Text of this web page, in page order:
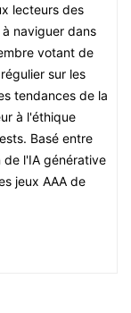
lecteurs des
naviguer dans
votant de
sur les
tendances de la
à l'éthique
Basé entre
de l'IA générative
jeux AAA de